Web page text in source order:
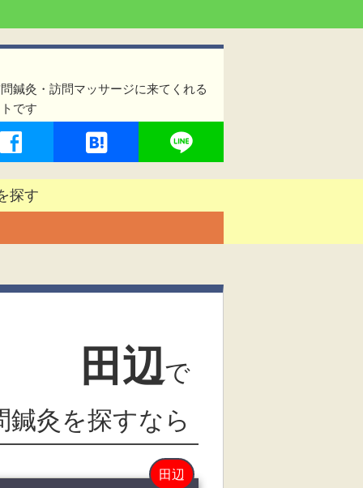
鍼灸・訪問マッサージに来てくれる
です
探す
田辺で
灸を探すなら
田辺